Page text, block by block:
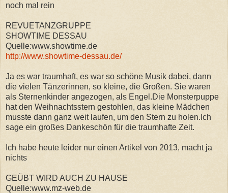
noch mal rein
REVUETANZGRUPPE
SHOWTIME DESSAU
Quelle:www.showtime.de
http://www.showtime-dessau.de/
Ja es war traumhaft, es war so schöne Musik dabei, dann
die vielen Tänzerinnen, so kleine, die Großen. Sie waren
als Sternenkinder angezogen, als Engel.Die Monsterpuppe
hat den Weihnachtsstern gestohlen, das kleine Mädchen
musste dann ganz weit laufen, um den Stern zu holen.Ich
sage ein großes Dankeschön für die traumhafte Zeit.
Ich habe heute leider nur einen Artikel von 2013, macht ja
nichts
GEÜBT WIRD AUCH ZU HAUSE
Quelle:www.mz-web.de